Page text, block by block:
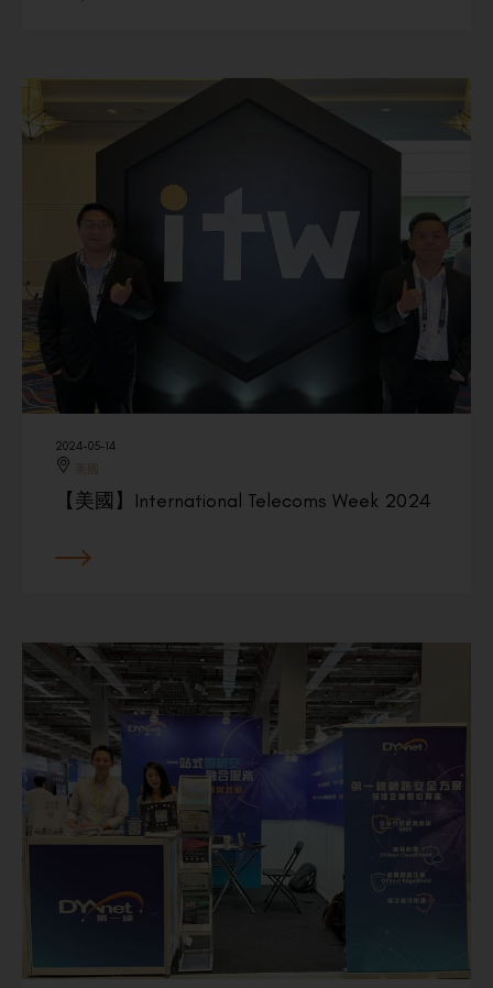
2024-05-14
美國
【美國】International Telecoms Week 2024